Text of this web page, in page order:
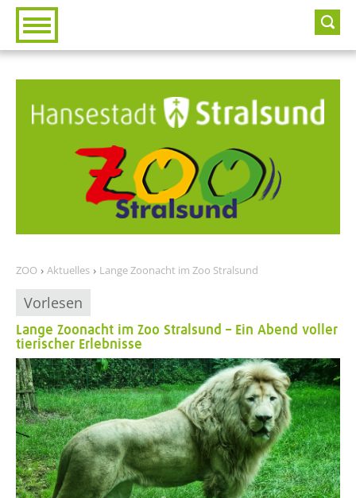
Zur Hauptnavigation
Zum Inhalt
ZOO Aktuelles Lange Zoonacht im Zoo Stralsund
Vorlesen
Lange Zoonacht im Zoo Stralsund – Ein Abend voller
tierischer Erlebnisse
??? absaetzeOben[1]/titel ???